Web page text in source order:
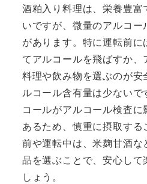
酒粕入り料理は、栄養豊
いですが、微量のアルコー
があります。特に運転前
てアルコールを飛ばすか
料理や飲み物を選ぶのが
ルコール含有量は少ない
コールがアルコール検査
あるため、慎重に摂取す
前や運転中は、米麹甘酒
品を選ぶことで、安心し
しょう。